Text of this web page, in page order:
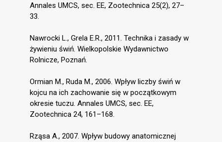
Annales UMCS, sec. EE, Zootechnica 25(2), 27–
33.
Nawrocki L., Grela E.R., 2011. Technika i zasady w
żywieniu świń. Wielkopolskie Wydawnictwo
Rolnicze, Poznań.
Ormian M., Ruda M., 2006. Wpływ liczby świń w
kojcu na ich zachowanie się w początkowym
okresie tuczu. Annales UMCS, sec. EE,
Zootechnica 24, 161–168.
Rząsa A., 2007. Wpływ budowy anatomicznej